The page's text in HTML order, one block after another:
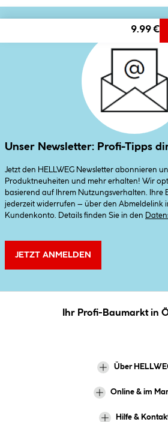
9.99 €
Unser Newsletter: Profi-Tipps
Jetzt den HELLWEG Newsletter abonnieren
Produktneuheiten und mehr erhalten! Wir
basierend auf Ihrem Nutzungsverhalten. Ihre
jederzeit widerrufen – über den Abmeldelink
Kundenkonto. Details finden Sie in den
JETZT ANMELDEN
Ihr Profi-Baumarkt in
Über
Online & im
Hilfe &